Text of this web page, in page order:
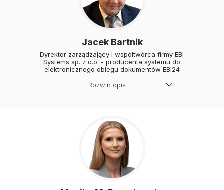
Jacek Bartnik
Dyrektor zarządzający i współtwórca firmy EBI
Systems sp. z o.o. - producenta systemu do
elektronicznego obiegu dokumentów EBI24
Rozwiń opis
nowoczesnych rozwiązań
optymalizujących procesy
księgowe oraz Business
Inteligence. Prywatnie niepoprawny
optymista wciąż poszukujący
nowych wyzwań, entuzjasta